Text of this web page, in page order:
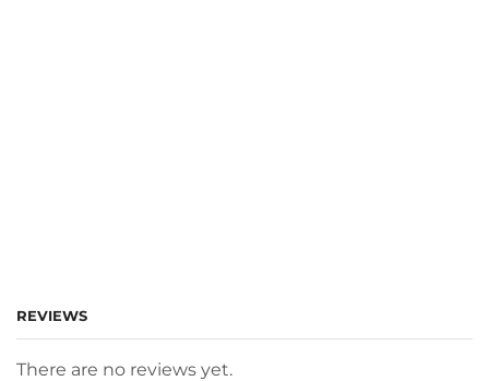
REVIEWS
There are no reviews yet.